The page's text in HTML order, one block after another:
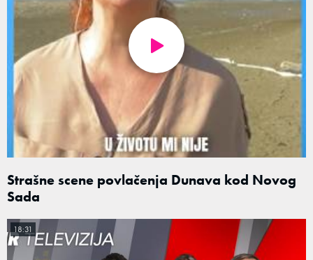
Strašne scene povlačenja Dunava kod Novog
Sada
18:31